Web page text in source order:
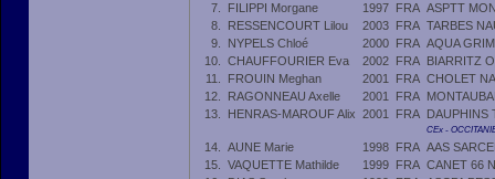
7.
FILIPPI Morgane 1997 FRA ASPTT
8.
RESSENCOURT Lilou 2003 FRA TARBES
9.
NYPELS Chloé 2000 FRA AQUA
10.
CHAUFFOURIER Eva 2002 FRA BIARRITZ
11.
FROUIN Meghan 2001 FRA CHOLET
12.
RAGONNEAU Axelle 2001 FRA
13.
HENRAS-MAROUF Alix 2001 FRA DAUPHINS
CEx -
14. AUNE Marie 1998 FRA AAS
15.
VAQUETTE Mathilde 1999 FRA CANET 66